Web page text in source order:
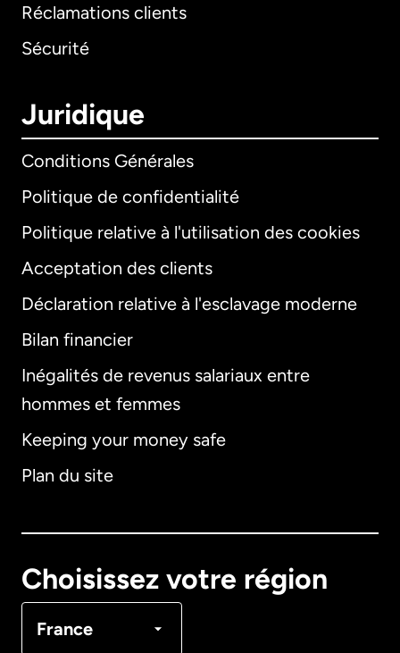
Réclamations clients
Sécurité
Juridique
Conditions Générales
Politique de confidentialité
Politique relative à l'utilisation des cookies
Acceptation des clients
Déclaration relative à l'esclavage moderne
Bilan financier
Inégalités de revenus salariaux entre
hommes et femmes
Keeping your money safe
Plan du site
Choisissez votre région
France
International
Allemagne
Français